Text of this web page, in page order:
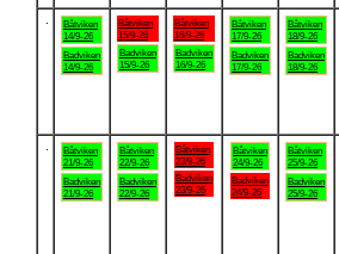
Båtviken
14/9-26
Badviken
14/9-26
Båtviken
15/9-26
Badviken
15/9-26
Båtviken
16/9-26
Badviken
16/9-26
Båtviken
17/9-26
Badviken
17/9-26
Båtviken
18/9-26
Badviken
18/9-26
Båtviken
21/9-26
Badviken
21/9-26
Båtviken
22/9-26
Badviken
22/9-26
Båtviken
23/9-26
Badviken
23/9-26
Båtviken
24/9-26
Badviken
24/9-26
Båtviken
25/9-26
Badviken
25/9-26